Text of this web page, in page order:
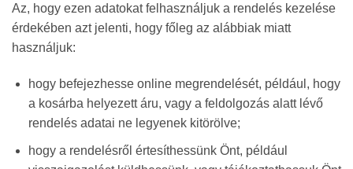
Az, hogy ezen adatokat felhasználjuk a rendelés kezelése
érdekében azt jelenti, hogy főleg az alábbiak miatt
használjuk:
hogy befejezhesse online megrendelését, például, hogy
a kosárba helyezett áru, vagy a feldolgozás alatt lévő
rendelés adatai ne legyenek kitörölve;
hogy a rendelésről értesíthessünk Önt, például